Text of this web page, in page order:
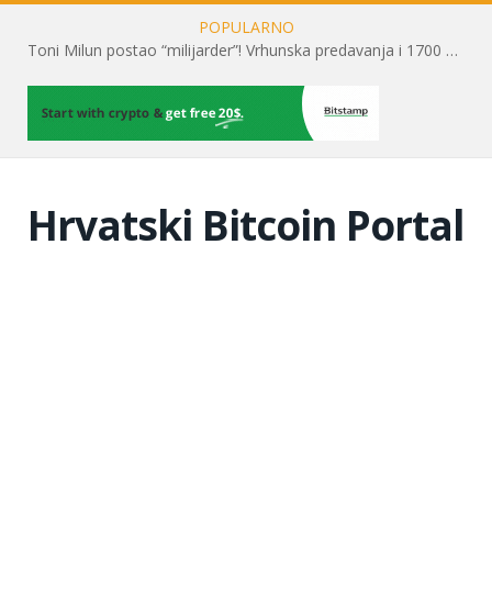
POPULARNO
Toni Milun postao “milijarder”! Vrhunska predavanja i 1700 posjetitelja obilježili su mjesec financijske pismenosti
Hrvatski Bitcoin Portal